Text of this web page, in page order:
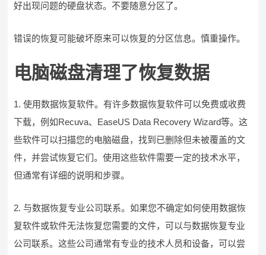
好出现问题的硬盘状态。不要随意分区了。
错误的恢复可能破坏原来可以恢复的分区信息。慎重操作。
电脑磁盘清理了恢复数据
1. 使用数据恢复软件。有许多数据恢复软件可以免费或收费
下载，例如Recuva、EaseUS Data Recovery Wizard等。这
些软件可以扫描您的电脑磁盘，找到已删除但未被覆盖的文
件，并尝试恢复它们。使用这些软件需要一定的技术水平，
但通常有详细的说明和步骤。
2. 与数据恢复专业公司联系。如果您不确定如何使用数据恢
复软件或软件无法恢复您需要的文件，可以与数据恢复专业
公司联系。这些公司通常有专业的技术人员和设备，可以尝